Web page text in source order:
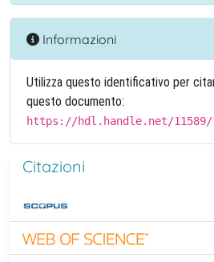
Informazioni
Utilizza questo identificativo per
questo documento:
https://hdl.handle.net/11589/
Citazioni